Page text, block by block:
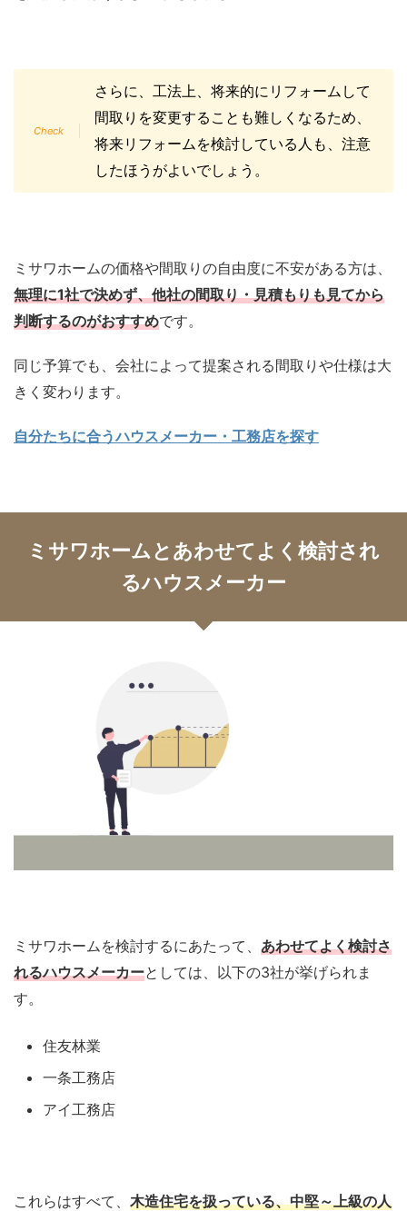
さらに、工法上、将来的にリフォームして
間取りを変更することも難しくなるため、
将来リフォームを検討している人も、注意
したほうがよいでしょう。
ミサワホームの価格や間取りの自由度に不安がある方は、
無理に1社で決めず、他社の間取り・見積もりも見てから
判断するのがおすすめです。
同じ予算でも、会社によって提案される間取りや仕様は大
きく変わります。
自分たちに合うハウスメーカー・工務店を探す
ミサワホームとあわせてよく検討され
るハウスメーカー
ミサワホームを検討するにあたって、 あわせてよく検討さ
れるハウスメーカーとしては、以下の3社が挙げられま
す。
住友林業
一条工務店
アイ工務店
これらはすべて、 木造住宅を扱っている、中堅～上級の人